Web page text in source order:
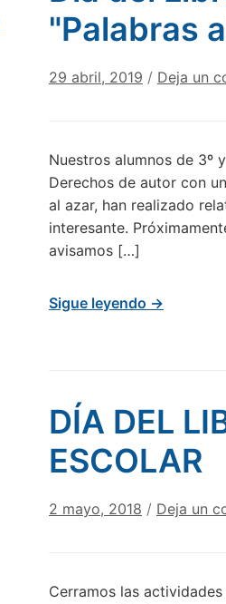
"Palabras
29 abril, 2019 / Deja un
Nuestros alumnos de 3º
Derechos de autor con
al azar, han realizado
interesante.
avisamos […]
Sigue leyendo →
DÍA DEL
ESCOLAR
2 mayo, 2018 / Deja un
Cerramos las